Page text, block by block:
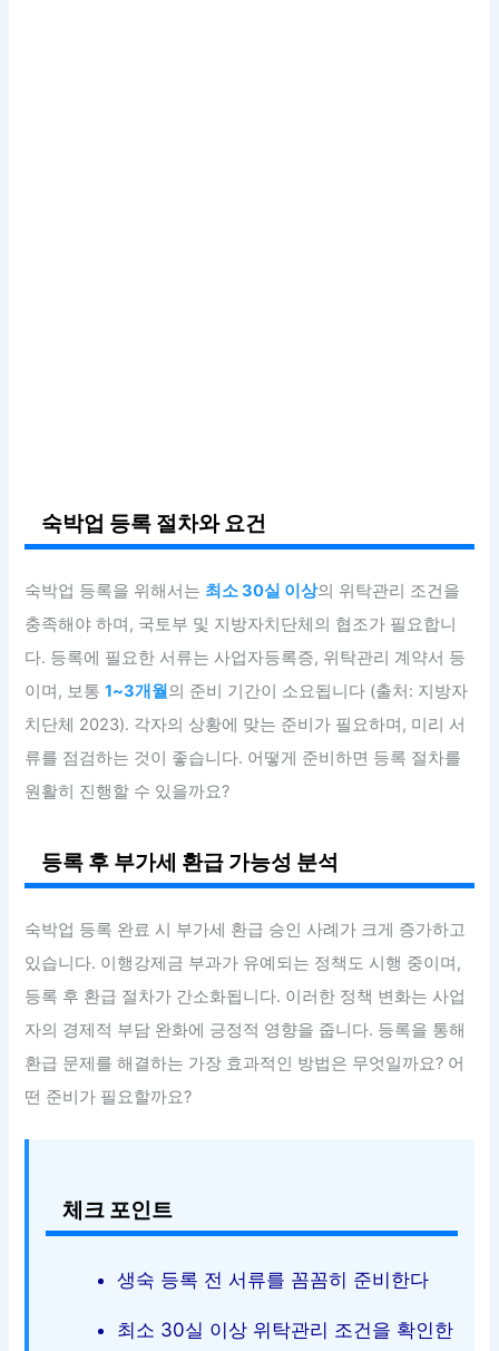
숙박업 등록 절차와 요건
숙박업 등록을 위해서는 최소 30실 이상의 위탁관리 조건을
충족해야 하며, 국토부 및 지방자치단체의 협조가 필요합니
다. 등록에 필요한 서류는 사업자등록증, 위탁관리 계약서 등
이며, 보통1~3개월의 준비 기간이 소요됩니다 (출처: 지방자
치단체 2023). 각자의 상황에 맞는 준비가 필요하며, 미리 서
류를 점검하는 것이 좋습니다. 어떻게 준비하면 등록 절차를
원활히 진행할 수 있을까요?
등록 후 부가세 환급 가능성 분석
숙박업 등록 완료 시 부가세 환급 승인 사례가 크게 증가하고
있습니다. 이행강제금 부과가 유예되는 정책도 시행 중이며,
등록 후 환급 절차가 간소화됩니다. 이러한 정책 변화는 사업
자의 경제적 부담 완화에 긍정적 영향을 줍니다. 등록을 통해
환급 문제를 해결하는 가장 효과적인 방법은 무엇일까요? 어
떤 준비가 필요할까요?
체크 포인트
생숙 등록 전 서류를 꼼꼼히 준비한다
최소 30실 이상 위탁관리 조건을 확인한